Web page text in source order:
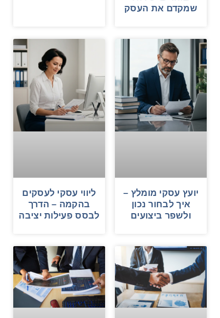
שמקדם את העסק
יועץ עסקי מומלץ –
איך לבחור נכון
ולשפר ביצועים
ליווי עסקי לעסקים
בהקמה – הדרך
לבסס פעילות יציבה